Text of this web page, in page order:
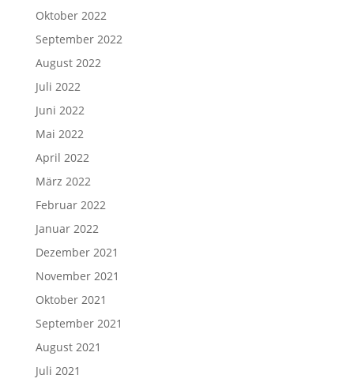
Oktober 2022
September 2022
August 2022
Juli 2022
Juni 2022
Mai 2022
April 2022
März 2022
Februar 2022
Januar 2022
Dezember 2021
November 2021
Oktober 2021
September 2021
August 2021
Juli 2021